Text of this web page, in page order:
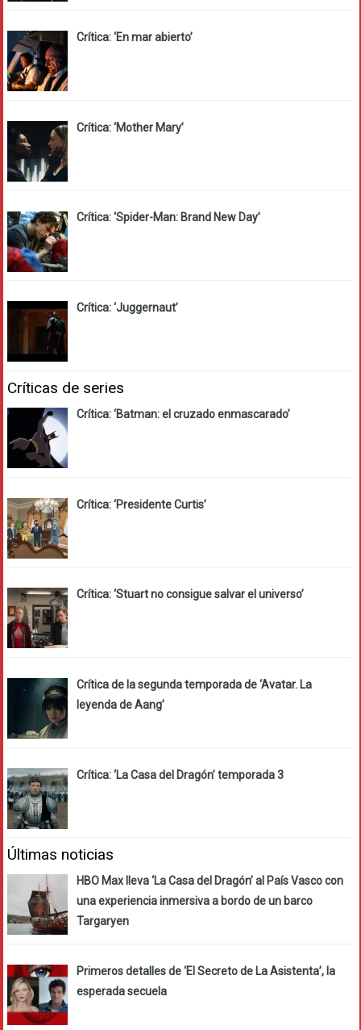
Crítica: ‘En mar abierto’
Crítica: ‘Mother Mary’
Crítica: ‘Spider-Man: Brand New Day’
Crítica: ‘Juggernaut’
Críticas de series
Crítica: ‘Batman: el cruzado enmascarado’
Crítica: ‘Presidente Curtis’
Crítica: ‘Stuart no consigue salvar el universo’
Crítica de la segunda temporada de ‘Avatar. La
leyenda de Aang’
Crítica: ‘La Casa del Dragón’ temporada 3
Últimas noticias
HBO Max lleva ‘La Casa del Dragón’ al País Vasco con
una experiencia inmersiva a bordo de un barco
Targaryen
Primeros detalles de ‘El Secreto de La Asistenta’, la
esperada secuela